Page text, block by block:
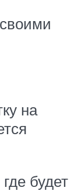
на
будет